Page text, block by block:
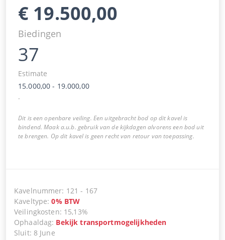
€ 19.500,00
Biedingen
37
Estimate
15.000,00 - 19.000,00
.
Dit is een openbare veiling. Een uitgebracht bod op dit kavel is
bindend. Maak a.u.b. gebruik van de kijkdagen alvorens een bod uit
te brengen. Op dit kavel is geen recht van retour van toepassing.
Kavelnummer: 121 - 167
Kaveltype:0% BTW
Veilingkosten: 15,13%
Ophaaldag: Bekijk transportmogelijkheden
Sluit: 8 June